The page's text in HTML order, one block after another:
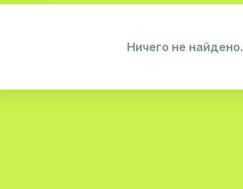
Ничего не найдено.